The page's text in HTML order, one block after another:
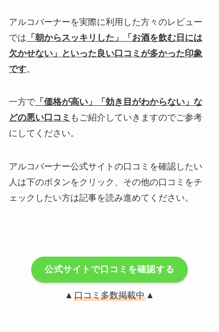
アルコバーナーを実際に利用した方々のレビュー
では 「朝からスッキリした」「お酒を飲む日には
欠かせない」といった良い口コミが多かった印象
です。
一方で「価格が高い」「効き目がわからない」な
どの悪い口コミ もご紹介していきますのでご参考
にしてください。
アルコバーナー公式サイトの口コミを確認したい
人は下のボタンをクリック、その他の口コミをチ
ェックしたい方は記事を読み進めてください。
公式サイトで口コミを確認する
▲ 口コミ多数掲載中 ▲